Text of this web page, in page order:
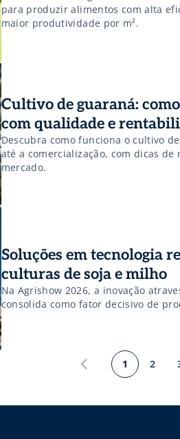
para produzir alimentos com alta
maior produtividade por m².
Cultivo de guaraná:
com qualidade e
Descubra como funciona o cultivo
até a comercialização, com dicas
mercado.
Soluções em tecnologia
culturas de soja e milho
Na Agrishow 2026, a inovação
consolida como fator decisivo de
1 2